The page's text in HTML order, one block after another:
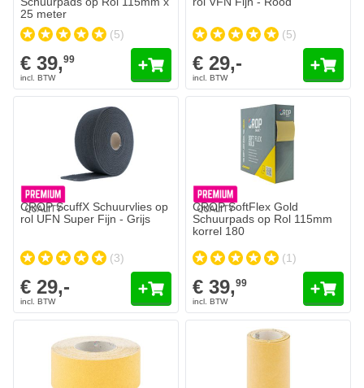
25 meter
(5)
€ 39,99
(5)
€ 29,-
CROP ScuffX Schuurvlies op
rol UFN Super Fijn - Grijs
(3)
€ 29,-
CROP SoftFlex Gold
Schuurpads op Rol 115mm
korrel 180
(1)
€ 39,99
CROP GoldX Schuurpapier op Rol 70mm - 25 meter
Op voorraad
€ 15,-
CROP GoldX Schuurpapier op